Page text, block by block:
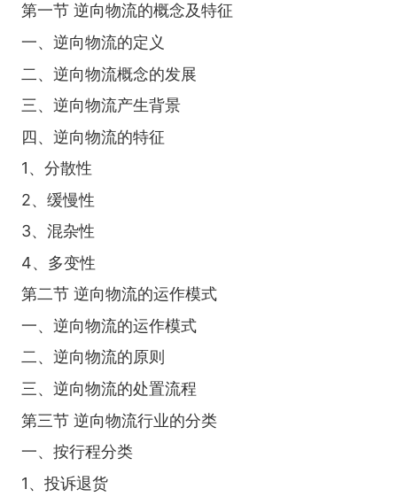
第一节 逆向物流的概念及特征
一、逆向物流的定义
二、逆向物流概念的发展
三、逆向物流产生背景
四、逆向物流的特征
1、分散性
2、缓慢性
3、混杂性
4、多变性
第二节 逆向物流的运作模式
一、逆向物流的运作模式
二、逆向物流的原则
三、逆向物流的处置流程
第三节 逆向物流行业的分类
一、按行程分类
1、投诉退货